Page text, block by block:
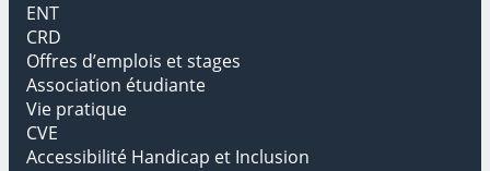
ENT
CRD
Offres d’emplois et stages
Association étudiante
Vie pratique
CVE
Accessibilité Handicap et Inclusion